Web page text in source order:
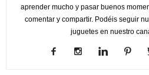
aprender mucho y pasar buenos
comentar y compartir. Podéis seguir
juguetes en nuestro